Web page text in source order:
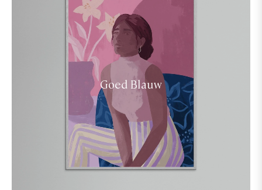
Goed Blauw